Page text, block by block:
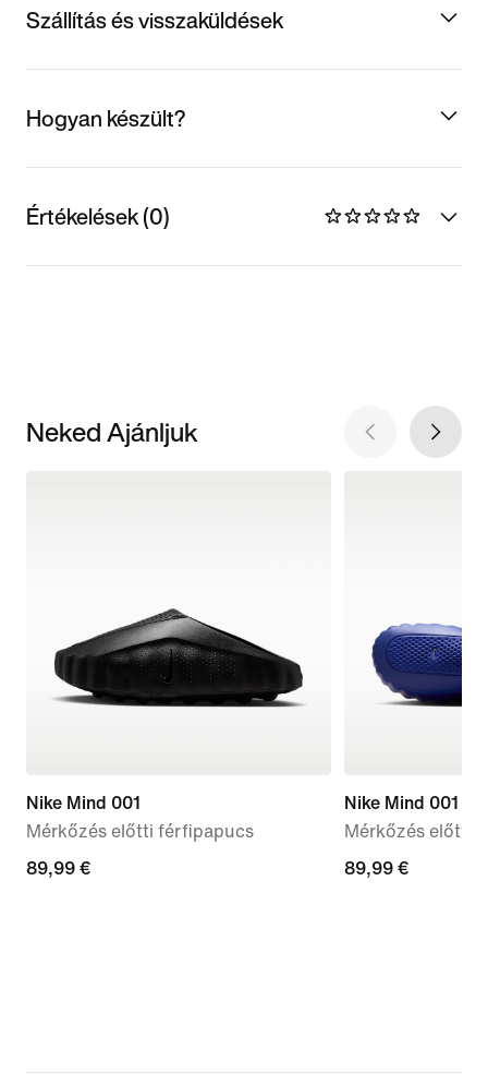
Szállítás és visszaküldések
Hogyan készült?
Értékelések (0)
Neked Ajánljuk
Nike Mind 001
Mérkőzés előtti férfipapucs
89,99
89,99 €
Nike Mind 001
Mérkőzés előtti
89,99
89,99 €